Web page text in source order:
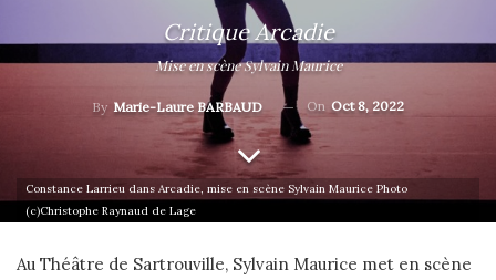
Critique Arcadie
Mise en scène Sylvain Maurice
By Marie-Laure BARBAUD On Oct 8, 2022
Constance Larrieu dans Arcadie, mise en scène Sylvain Maurice Photo
(c)Christophe Raynaud de Lage
Au Théâtre de Sartrouville, Sylvain Maurice met en scène